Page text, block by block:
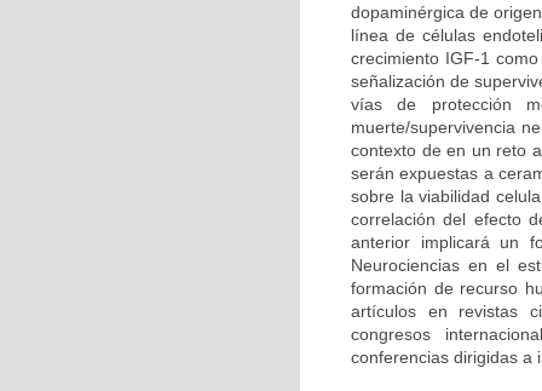
dopaminérgica de
línea de células
crecimiento IGF-1
señalización de
vías de protección
muerte/supervivencia
contexto de en un reto
serán expuestas a
sobre la viabilidad
correlación del efecto
anterior implicará un
Neurociencias en el
formación de recurso
artículos en revistas
congresos
conferencias dirigidas a